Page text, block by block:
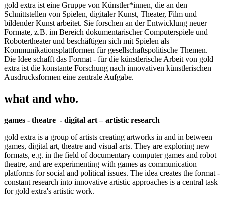
gold extra ist eine Gruppe von Künstler*innen, die an den
Schnittstellen von Spielen, digitaler Kunst, Theater, Film und
bildender Kunst arbeitet. Sie forschen an der Entwicklung neuer
Formate, z.B. im Bereich dokumentarischer Computerspiele und
Robotertheater und beschäftigen sich mit Spielen als
Kommunikationsplattformen für gesellschaftspolitische Themen.
Die Idee schafft das Format - für die künstlerische Arbeit von gold
extra ist die konstante Forschung nach innovativen künstlerischen
Ausdrucksformen eine zentrale Aufgabe.
what and who.
games - theatre - digital art – artistic research
gold extra is a group of artists creating artworks in and in between
games, digital art, theatre and visual arts. They are exploring new
formats, e.g. in the field of documentary computer games and robot
theatre, and are experimenting with games as communication
platforms for social and political issues. The idea creates the format -
constant research into innovative artistic approaches is a central task
for gold extra's artistic work.